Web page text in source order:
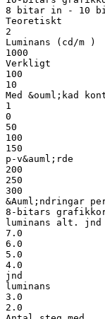
8 bitar in - 10
Teoretiskt
2
Luminans (cd/m )
1000
Verkligt
100
10
Med &ouml;kad
1
0
50
100
150
p-v&auml;rde
200
250
300
&Auml;ndringar
8-bitars
luminans alt. jnd
7.0
6.0
5.0
4.0
jnd
luminans
3.0
2.0